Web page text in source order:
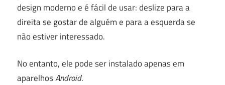
design moderno e é fácil de usar: deslize para a
direita se gostar de alguém e para a esquerda se
não estiver interessado.
No entanto, ele pode ser instalado apenas em
aparelhosAndroid.